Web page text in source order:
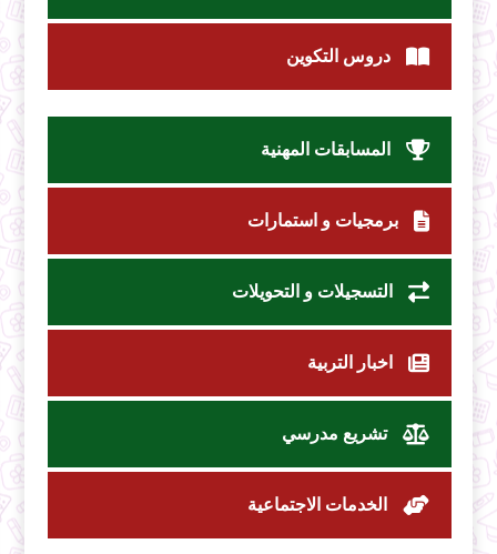
دروس التكوين
المسابقات المهنية
برمجيات و استمارات
التسجيلات و التحويلات
اخبار التربية
تشريع مدرسي
الخدمات الاجتماعية